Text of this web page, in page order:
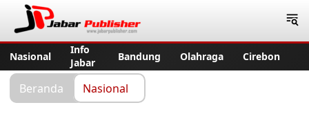
Nasional
Info
Jabar
Bandung Olahraga Cirebon
Beranda Nasional